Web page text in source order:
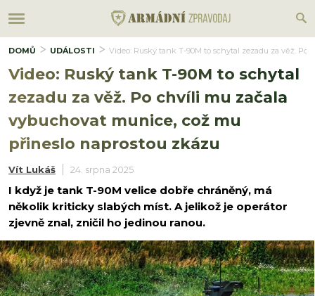
DOMŮ UDÁLOSTI Video: Ruský tank T-90M to schytal zezadu za věž.
Video: Ruský tank T-90M to schytal
zezadu za věž. Po chvíli mu začala
vybuchovat munice, což mu
přineslo naprostou zkázu
Vít Lukáš 24. srpna 2025
I když je tank T-90M velice dobře chráněný, má
několik kriticky slabých míst. A jelikož je operátor
zjevně znal, zničil ho jedinou ranou.